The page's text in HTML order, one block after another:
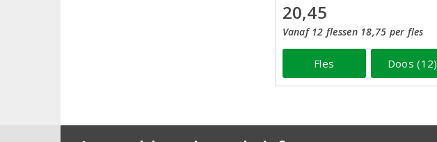
20,45
Vanaf 12 flessen 18,75 per fles
Fles Doos (12)